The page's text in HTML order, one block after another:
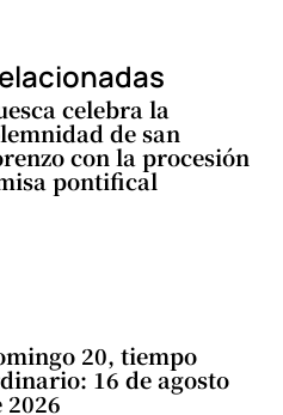
celebra la
de san
con la procesión
pontifical
20, tiempo
16 de agosto
2026